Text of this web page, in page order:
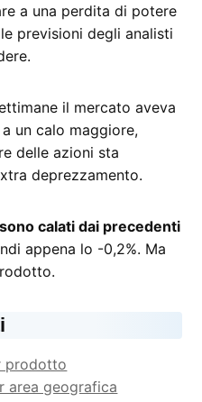
a una perdita di potere
previsioni degli analisti
il mercato aveva
un calo maggiore,
delle azioni sta
deprezzamento.
calati dai precedenti
appena lo -0,2%. Ma
prodotto
area geografica